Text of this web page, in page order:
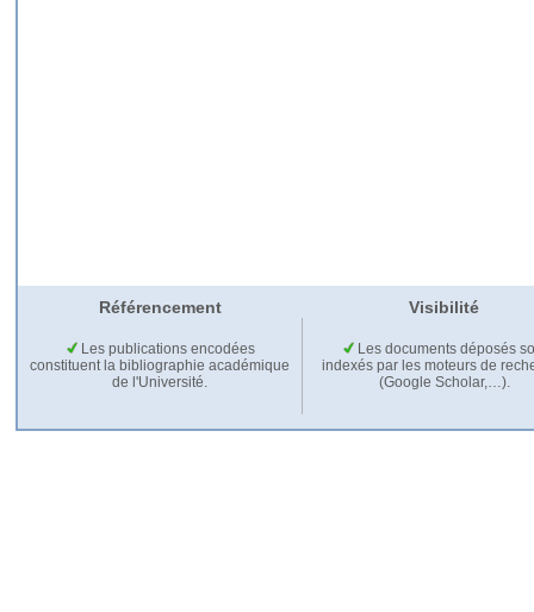
Référencement Visibilité
Les publications encodées
constituent la bibliographie académique
de l'Université.
Les documents déposés
indexés par les moteurs de
(Google Scholar,…).